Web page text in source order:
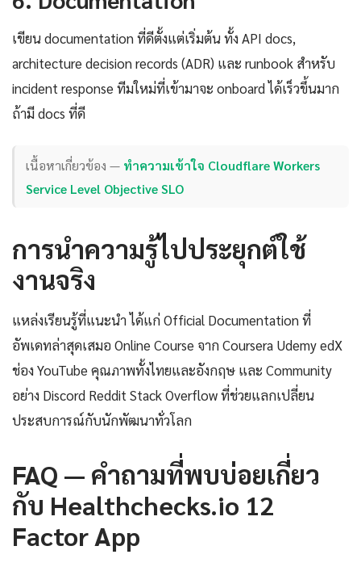
เขียน documentation ที่ดีตั้งแต่เริ่มต้น ทั้ง API docs,
architecture decision records (ADR) และ runbook สำหรับ
incident response ทีมใหม่ที่เข้ามาจะ onboard ได้เร็วขึ้นมาก
ถ้ามี docs ที่ดี
เนื้อหาเกี่ยวข้อง — ทำความเข้าใจ Cloudflare Workers
Service Level Objective SLO
การนำความรู้ไปประยุกต์ใช้
งานจริง
แหล่งเรียนรู้ที่แนะนำ ได้แก่ Official Documentation ที่
อัพเดทล่าสุดเสมอ Online Course จาก Coursera Udemy edX
ช่อง YouTube คุณภาพทั้งไทยและอังกฤษ และ Community
อย่าง Discord Reddit Stack Overflow ที่ช่วยแลกเปลี่ยน
ประสบการณ์กับนักพัฒนาทั่วโลก
FAQ — คำถามที่พบบ่อยเกี่ยว
กับ Healthchecks.io 12
Factor App